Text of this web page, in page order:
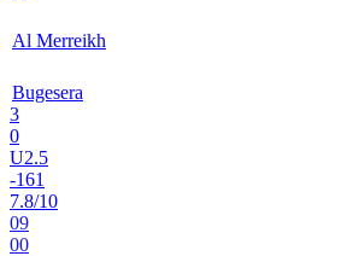
Al Merreikh
Bugesera
3
0
U2.5
-161
7.8/10
09
00